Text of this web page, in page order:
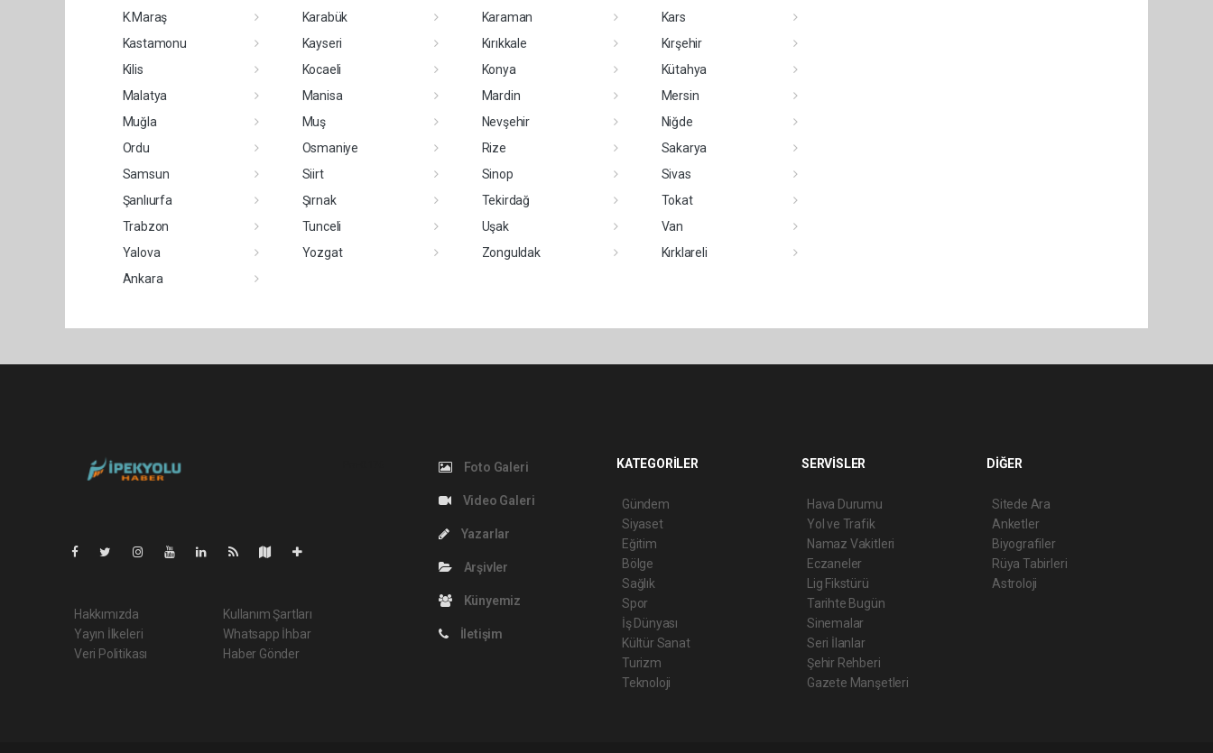
K.Maraş
Karabük Karaman
Kars
Kastamonu
Kayseri Kırıkkale
Kırşehir
Kilis
Kocaeli Konya
Kütahya
Malatya
Manisa Mardin
Mersin
Muğla
Muş Nevşehir
Niğde
Ordu
Osmaniye Rize
Sakarya
Samsun
Siirt Sinop
Sivas
Şanlıurfa
Şırnak Tekirdağ
Tokat
Trabzon
Tunceli Uşak
Van
Yalova
Yozgat Zonguldak
Kırklareli
Ankara
Hakkımızda
Yayın İlkeleri
Veri Politikası
Kullanım Şartları
Whatsapp İhbar
Haber Gönder
Foto Galeri
Video Galeri
Yazarlar
Arşivler
Künyemiz
İletişim
KATEGORİLER
Gündem
Siyaset
Eğitim
Bölge
Sağlık
Spor
İş Dünyası
Kültür Sanat
Turizm
Teknoloji
SERVİSLER
Hava Durumu
Yol ve Trafik
Namaz Vakitleri
Eczaneler
Lig Fikstürü
Tarihte Bugün
Sinemalar
Seri İlanlar
Şehir Rehberi
Gazete Manşetleri
DİĞER
Sitede Ara
Anketler
Biyografiler
Rüya Tabirleri
Astroloji